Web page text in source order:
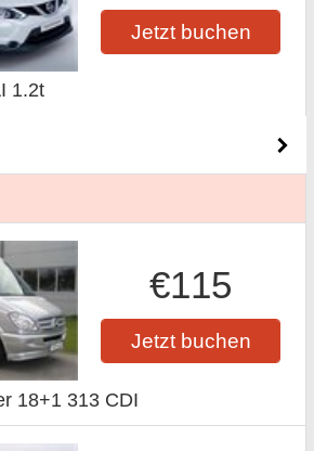
Jetzt buchen
1.2t
€115
Jetzt buchen
18+1 313 CDI